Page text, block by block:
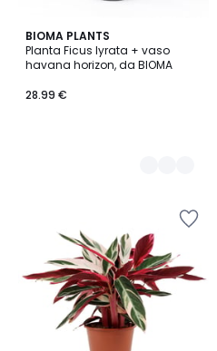
BIOMA PLANTS
Planta Ficus lyrata + vaso
havana horizon, da BIOMA
28.99 €
2
Cores